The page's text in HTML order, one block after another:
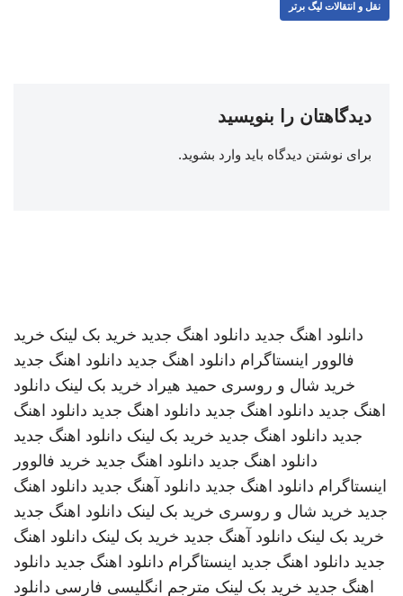
نقل و انتقالات لیگ برتر
دیدگاهتان را بنویسید
برای نوشتن دیدگاه باید وارد بشوید.
دانلود اهنگ جدید دانلود اهنگ جدید خرید بک لینک خرید
فالوور اینستاگرام دانلود اهنگ جدید دانلود اهنگ جدید
خرید شال و روسری حمید هیراد خرید بک لینک دانلود
اهنگ جدید دانلود اهنگ جدید دانلود اهنگ جدید دانلود اهنگ
جدید دانلود اهنگ جدید خرید بک لینک دانلود اهنگ جدید
دانلود اهنگ جدید دانلود اهنگ جدید خرید فالوور
اینستاگرام دانلود اهنگ جدید دانلود آهنگ جدید دانلود اهنگ
جدید خرید شال و روسری خرید بک لینک دانلود اهنگ جدید
خرید بک لینک دانلود آهنگ جدید خرید بک لینک دانلود اهنگ
جدید دانلود اهنگ جدید اینستاگرام دانلود اهنگ جدید دانلود
اهنگ جدید خرید بک لینک مترجم انگلیسی فارسی دانلود